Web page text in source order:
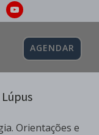
AGENDAR
Orientações e